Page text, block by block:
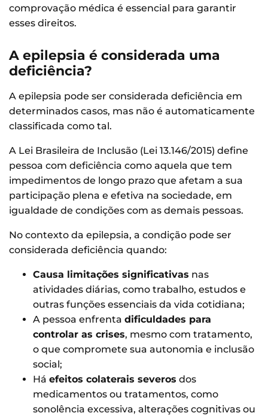
comprovação médica é essencial para garantir
esses direitos.
A epilepsia é considerada uma
deficiência?
A epilepsia pode ser considerada deficiência em
determinados casos, mas não é automaticamente
classificada como tal.
A Lei Brasileira de Inclusão (Lei 13.146/2015) define
pessoa com deficiência como aquela que tem
impedimentos de longo prazo que afetam a sua
participação plena e efetiva na sociedade, em
igualdade de condições com as demais pessoas.
No contexto da epilepsia, a condição pode ser
considerada deficiência quando:
Causa limitações significativas nas
atividades diárias, como trabalho, estudos e
outras funções essenciais da vida cotidiana;
A pessoa enfrenta dificuldades para
controlar as crises, mesmo com tratamento,
o que compromete sua autonomia e inclusão
social;
Há efeitos colaterais severos dos
medicamentos ou tratamentos, como
sonolência excessiva, alterações cognitivas ou